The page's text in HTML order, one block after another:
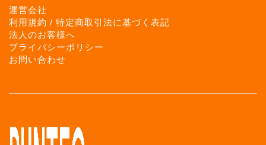
運営会社
利用規約 / 特定商取引法に基づく表記
法人のお客様へ
プライバシーポリシー
お問い合わせ